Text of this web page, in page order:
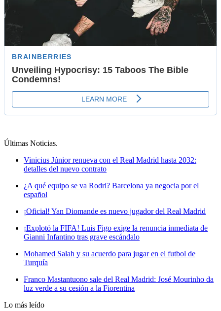
Últimas Noticias.
Vinicius Júnior renueva con el Real Madrid hasta 2032:
detalles del nuevo contrato
¿A qué equipo se va Rodri? Barcelona ya negocia por el
español
¡Oficial! Yan Diomande es nuevo jugador del Real Madrid
¡Explotó la FIFA! Luis Figo exige la renuncia inmediata de
Gianni Infantino tras grave escándalo
Mohamed Salah y su acuerdo para jugar en el futbol de
Turquía
Franco Mastantuono sale del Real Madrid: José Mourinho da
luz verde a su cesión a la Fiorentina
Lo más leído